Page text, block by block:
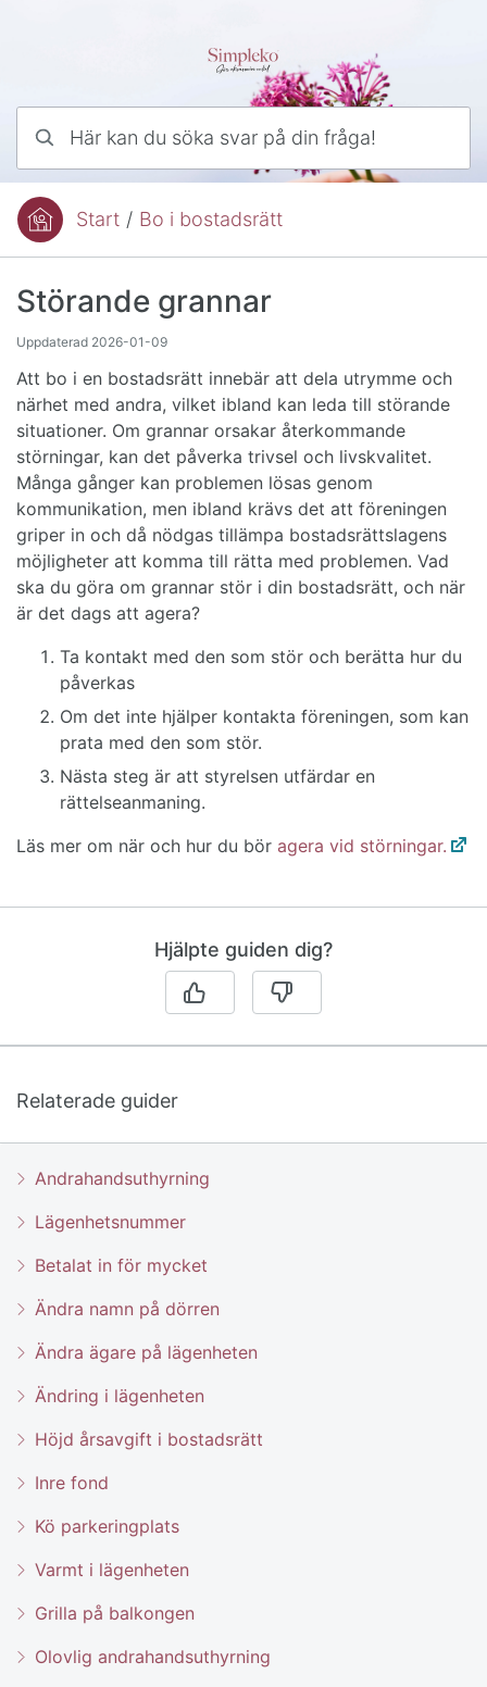
Du är här:Start / Bo i bostadsrätt
Störande grannar
Uppdaterad 2026-01-09
Att bo i en bostadsrätt innebär att dela utrymme och
närhet med andra, vilket ibland kan leda till störande
situationer. Om grannar orsakar återkommande
störningar, kan det påverka trivsel och livskvalitet.
Många gånger kan problemen lösas genom
kommunikation, men ibland krävs det att föreningen
griper in och då nödgas tillämpa bostadsrättslagens
möjligheter att komma till rätta med problemen. Vad
ska du göra om grannar stör i din bostadsrätt, och när
är det dags att agera?
Ta kontakt med den som stör och berätta hur du
påverkas
Om det inte hjälper kontakta föreningen, som kan
prata med den som stör.
Nästa steg är att styrelsen utfärdar en
rättelseanmaning.
Läs mer om när och hur du bör agera vid störningar.
Hjälpte guiden dig?
Relaterade guider
Andrahandsuthyrning
Lägenhetsnummer
Betalat in för mycket
Ändra namn på dörren
Ändra ägare på lägenheten
Ändring i lägenheten
Höjd årsavgift i bostadsrätt
Inre fond
Kö parkeringplats
Varmt i lägenheten
Grilla på balkongen
Olovlig andrahandsuthyrning